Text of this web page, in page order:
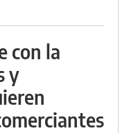
con la
y